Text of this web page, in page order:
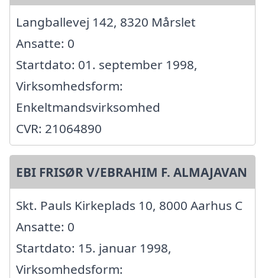
Langballevej 142, 8320 Mårslet
Ansatte: 0
Startdato: 01. september 1998,
Virksomhedsform:
Enkeltmandsvirksomhed
CVR: 21064890
EBI FRISØR V/EBRAHIM F. ALMAJAVAN
Skt. Pauls Kirkeplads 10, 8000 Aarhus C
Ansatte: 0
Startdato: 15. januar 1998,
Virksomhedsform: